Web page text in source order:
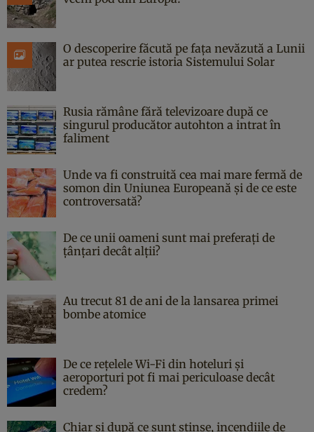
O descoperire făcută pe fața nevăzută a Lunii
ar putea rescrie istoria Sistemului Solar
Rusia rămâne fără televizoare după ce
singurul producător autohton a intrat în
faliment
Unde va fi construită cea mai mare fermă de
somon din Uniunea Europeană și de ce este
controversată?
De ce unii oameni sunt mai preferați de
țânțari decât alții?
Au trecut 81 de ani de la lansarea primei
bombe atomice
De ce rețelele Wi-Fi din hoteluri și
aeroporturi pot fi mai periculoase decât
credem?
Chiar și după ce sunt stinse, incendiile de